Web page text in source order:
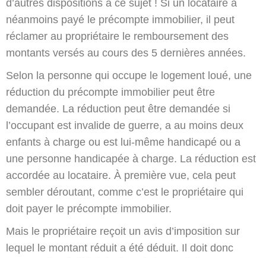
d’autres dispositions à ce sujet ! Si un locataire a
néanmoins payé le précompte immobilier, il peut
réclamer au propriétaire le remboursement des
montants versés au cours des 5 dernières années.
Selon la personne qui occupe le logement loué, une
réduction du précompte immobilier peut être
demandée. La réduction peut être demandée si
l’occupant est invalide de guerre, a au moins deux
enfants à charge ou est lui-même handicapé ou a
une personne handicapée à charge. La réduction est
accordée au locataire. À première vue, cela peut
sembler déroutant, comme c’est le propriétaire qui
doit payer le précompte immobilier.
Mais le propriétaire reçoit un avis d’imposition sur
lequel le montant réduit a été déduit. Il doit donc